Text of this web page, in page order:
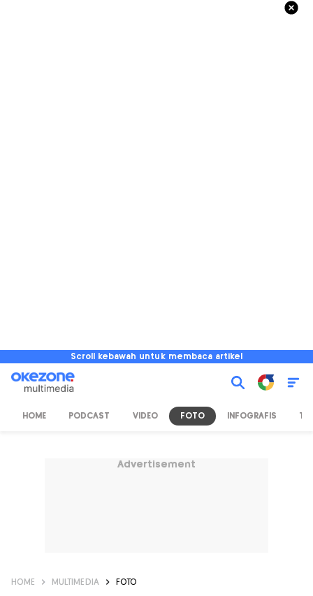
Scroll kebawah untuk membaca artikel
HOME PODCAST VIDEO FOTO INFOGRAFIS TV
Advertisement
HOME MULTIMEDIA FOTO